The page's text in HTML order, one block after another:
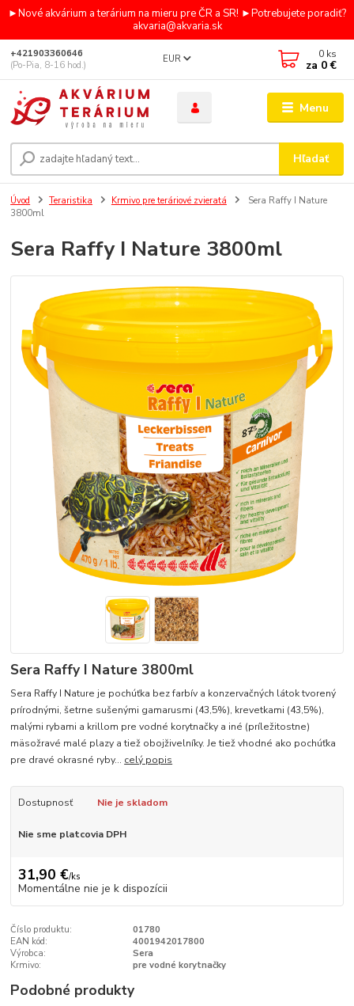
►Nové akvárium a terárium na mieru pre ČR a SR! ►Potrebujete poradiť?
akvaria@akvaria.sk
Menu
EUR
Hľadať
+421903360646
(Po-Pia, 8-16 hod.)
0 ks
za 0 €
Úvod Teraristika Krmivo pre teráriové zvieratá
Sera Raffy I Nature
3800ml
Sera Raffy I Nature 3800ml
Sera Raffy I Nature 3800ml
Sera Raffy I Nature je pochúťka bez farbív a konzervačných látok tvorený
prírodnými, šetrne sušenými gamarusmi (43,5%), krevetkami (43,5%),
malými rybami a krillom pre vodné korytnačky a iné (príležitostne)
mäsožravé malé plazy a tiež obojživelníky. Je tiež vhodné ako pochúťka
pre dravé okrasné ryby... celý popis
Dostupnosť Nie je skladom
Nie sme platcovia DPH
31,90 €/ks
Momentálne nie je k dispozícii
Číslo produktu:
01780
EAN kód:
4001942017800
Výrobca:
Sera
Krmivo:
pre vodné korytnačky
Podobné produkty